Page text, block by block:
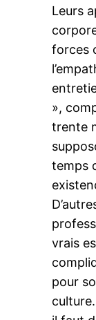
Leurs
forces
»,
trente
temps
vrais
pour